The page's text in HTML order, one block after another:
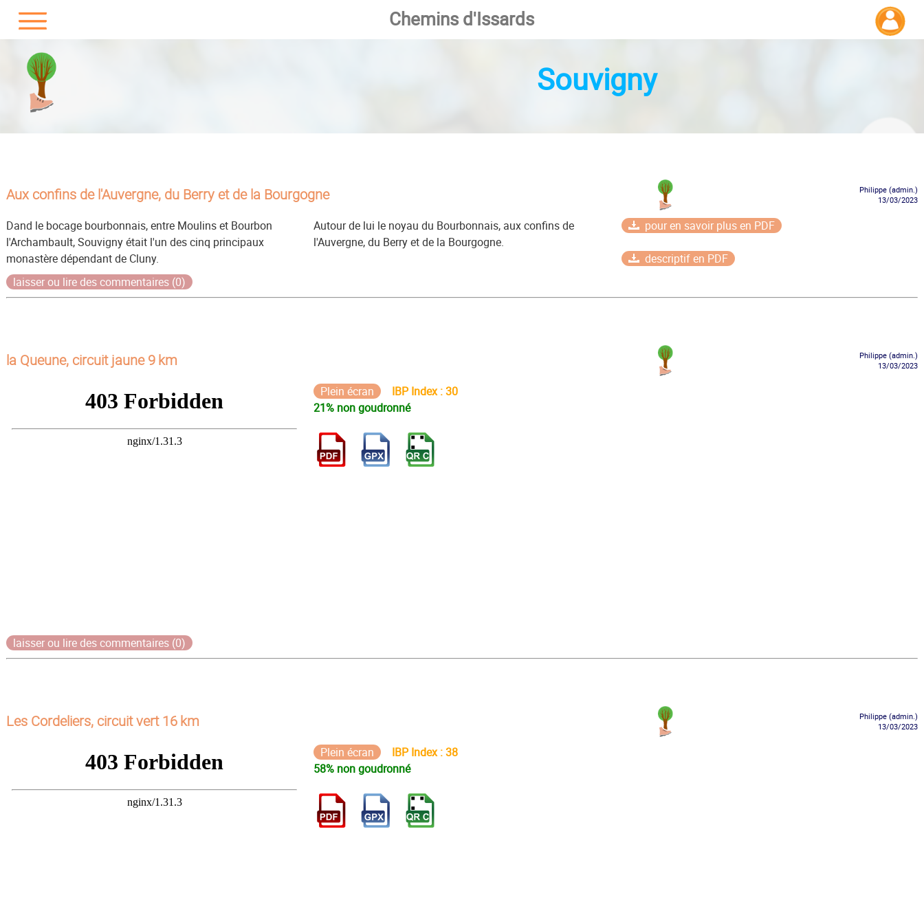
Chemins d'Issards
Souvigny
Aux confins de l'Auvergne, du Berry et de la Bourgogne
Philippe (admin.)
13/03/2023
Dand le bocage bourbonnais, entre Moulins et Bourbon
l'Archambault, Souvigny était l'un des cinq principaux
monastère dépendant de Cluny.
Autour de lui le noyau du Bourbonnais, aux confins de
l'Auvergne, du Berry et de la Bourgogne.
pour en savoir plus en PDF
descriptif en PDF
laisser ou lire des commentaires (0)
la Queune, circuit jaune 9 km
Philippe (admin.)
13/03/2023
Plein écran
IBP Index : 30
21% non goudronné
laisser ou lire des commentaires (0)
Les Cordeliers, circuit vert 16 km
Philippe (admin.)
13/03/2023
Plein écran
IBP Index : 38
58% non goudronné